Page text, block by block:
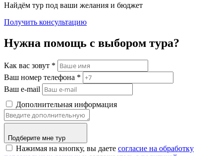
Найдём тур под ваши желания и бюджет
Получить консультацию
Нужна помощь с выбором тура?
Как вас зовут *
Ваш номер телефона *
Ваш e-mail
Дополнительная информация
Подберите мне тур
Нажимая на кнопку, вы даете согласие на обработку